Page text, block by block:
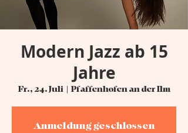
Modern Jazz ab 15
Jahre
Fr., 24. Juli
  |
Pfaffenhofen an der Ilm
Anmeldung geschlossen